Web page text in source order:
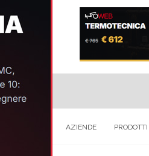
AZIENDE PRODOTTI